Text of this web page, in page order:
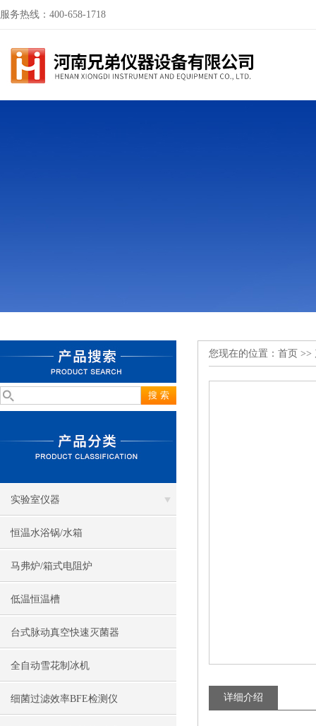
服务热线：400-658-1718
实验室仪器
恒温水浴锅/水箱
马弗炉/箱式电阻炉
低温恒温槽
台式脉动真空快速灭菌器
全自动雪花制冰机
细菌过滤效率BFE检测仪
您现在的位置： 首页 >>
详细介绍